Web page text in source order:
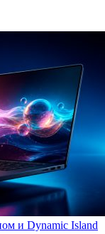
и Dynamic Island